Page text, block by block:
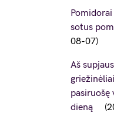
sotus
08-07
Aš
pasiruošę
dieną